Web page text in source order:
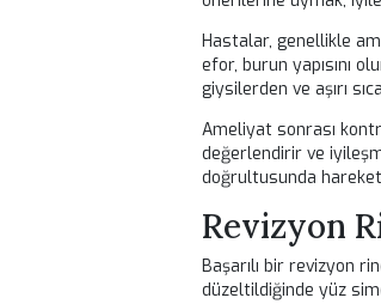
Ameliyat öncesi
yapıldıktan
kapalı rinoplasti
bulunmaktadır.
Ameliyat sonrası
noktalar
artırır. Ayrıca,
Ameliyat
Revizyon